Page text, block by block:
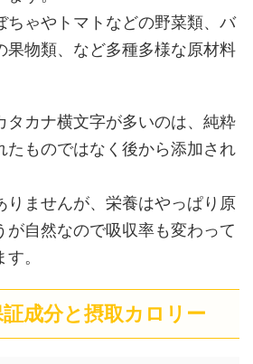
ちゃやトマトなどの野菜類、バ
果物類、など多種多様な原材料
タカナ横文字が多いのは、純粋
たものではなく後から添加され
りませんが、栄養はやっぱり原
が自然なので吸収率も変わって
。
成分と摂取カロリー